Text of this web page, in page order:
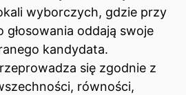
wyborczych, gdzie przy
głosowania oddają swoje
kandydata.
się zgodnie z
równości,